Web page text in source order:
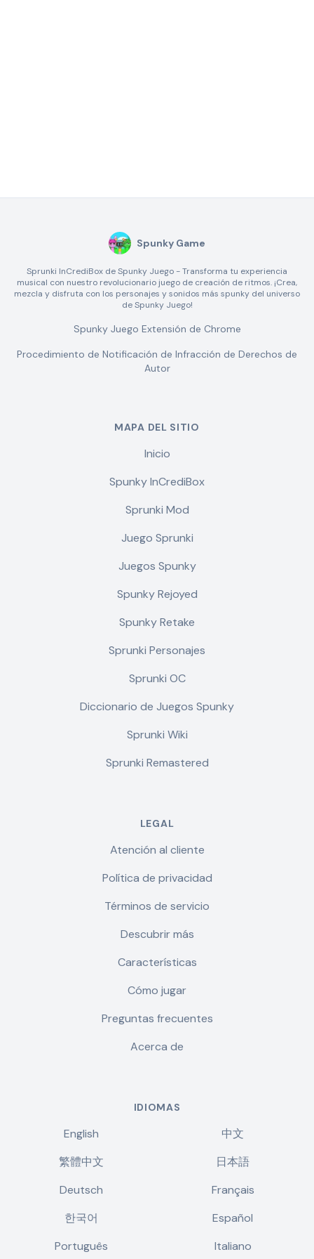
Spunky Game
Sprunki InCrediBox de Spunky Juego - Transforma tu experiencia
musical con nuestro revolucionario juego de creación de ritmos. ¡Crea,
mezcla y disfruta con los personajes y sonidos más spunky del universo
de Spunky Juego!
Spunky Juego Extensión de Chrome
Procedimiento de Notificación de Infracción de Derechos de
Autor
MAPA DEL SITIO
Inicio
Spunky InCrediBox
Sprunki Mod
Juego Sprunki
Juegos Spunky
Spunky Rejoyed
Spunky Retake
Sprunki Personajes
Sprunki OC
Diccionario de Juegos Spunky
Sprunki Wiki
Sprunki Remastered
LEGAL
Atención al cliente
Política de privacidad
Términos de servicio
Descubrir más
Características
Cómo jugar
Preguntas frecuentes
Acerca de
IDIOMAS
English
中文
繁體中文
日本語
Deutsch
Français
한국어
Español
Português
Italiano